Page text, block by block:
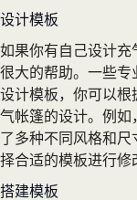
设计模板
如果你有自己设计充
很大的帮助。一些专
设计模板，你可以根
气帐篷的设计。例如
了多种不同风格和
择合适的模板进行修
搭建模板